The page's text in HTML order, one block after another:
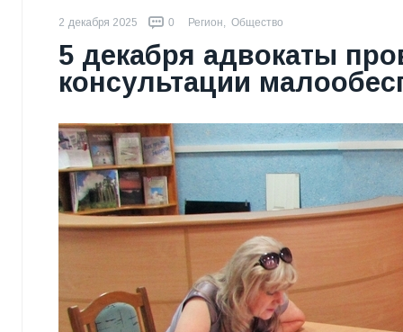
2 декабря 2025 0 Регион, Общество
5 декабря адвокаты
консультации